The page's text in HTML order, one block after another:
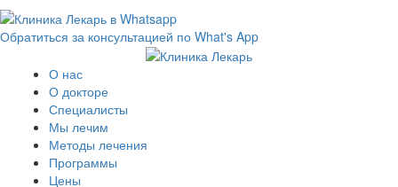
Обратиться за консультацией по What's App
О нас
О докторе
Специалисты
Мы лечим
Методы лечения
Программы
Цены